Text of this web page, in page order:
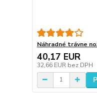
Náhradné trávne
40,17 EUR
32,66 EUR bez DPH